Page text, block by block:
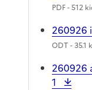
PDF- 512
260926
ODT - 35.1
260926
1